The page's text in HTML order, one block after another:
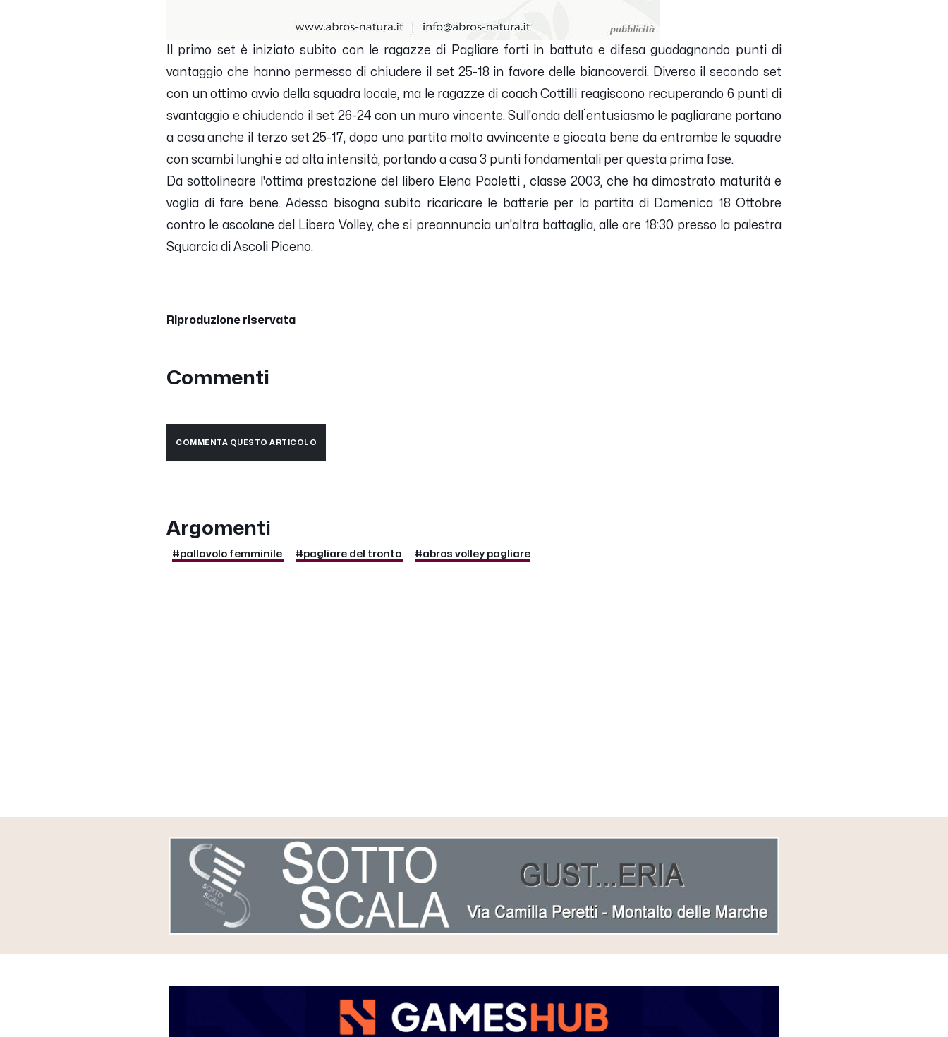
Il primo set è iniziato subito con le ragazze di Pagliare forti in battuta e difesa guadagnando punti di
vantaggio che hanno permesso di chiudere il set 25-18 in favore delle biancoverdi. Diverso il secondo set
con un ottimo avvio della squadra locale, ma le ragazze di coach Cottilli reagiscono recuperando 6 punti di
svantaggio e chiudendo il set 26-24 con un muro vincente. Sull'onda dell´entusiasmo le pagliarane portano
a casa anche il terzo set 25-17, dopo una partita molto avvincente e giocata bene da entrambe le squadre
con scambi lunghi e ad alta intensità, portando a casa 3 punti fondamentali per questa prima fase.
Da sottolineare l'ottima prestazione del libero Elena Paoletti , classe 2003, che ha dimostrato maturità e
voglia di fare bene. Adesso bisogna subito ricaricare le batterie per la partita di Domenica 18 Ottobre
contro le ascolane del Libero Volley, che si preannuncia un'altra battaglia, alle ore 18:30 presso la palestra
Squarcia di Ascoli Piceno.
Riproduzione riservata
Commenti
COMMENTA QUESTO ARTICOLO
Argomenti
#pallavolo femminile #pagliare del tronto #abros volley pagliare